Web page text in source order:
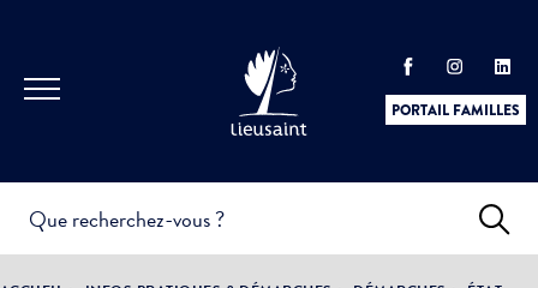
PORTAIL FAMILLES
PRATIQUES &
ACTUALITÉS &